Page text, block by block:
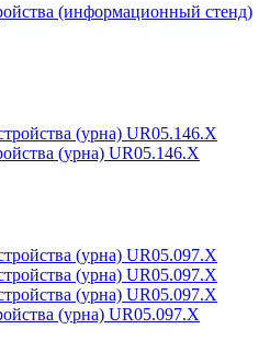
(информационный стенд)
(урна) UR05.146.Х
(урна) UR05.097.Х